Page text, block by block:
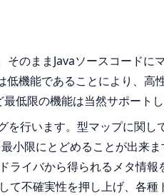
のままJavaソースコードに
機能であることにより、高
低限の機能は当然サポートし
行います。型マップに関し
小限にとどめることが出来
イバから得られるメタ情報
不確実性を押し上げ、各種